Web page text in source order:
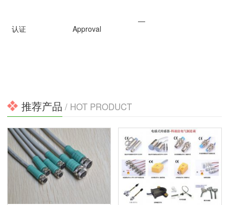
认证 Approval
—
推荐产品 / HOT PRODUCT